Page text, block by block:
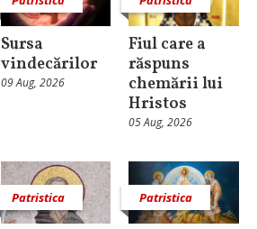
Sursa
vindecărilor
09 Aug, 2026
Fiul care a
răspuns
chemării lui
Hristos
05 Aug, 2026
Patristica Patristica